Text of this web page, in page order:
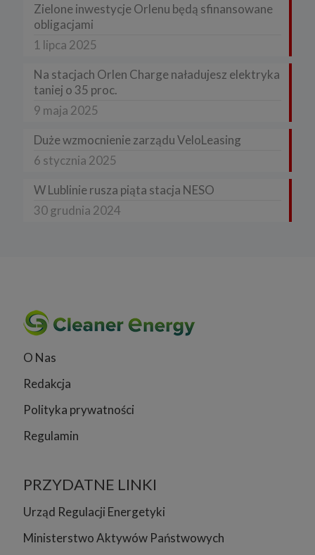
Zielone inwestycje Orlenu będą sfinansowane
obligacjami
1 lipca 2025
Na stacjach Orlen Charge naładujesz elektryka
taniej o 35 proc.
9 maja 2025
Duże wzmocnienie zarządu VeloLeasing
6 stycznia 2025
W Lublinie rusza piąta stacja NESO
30 grudnia 2024
O Nas
Redakcja
Polityka prywatności
Regulamin
PRZYDATNE LINKI
Urząd Regulacji Energetyki
Ministerstwo Aktywów Państwowych